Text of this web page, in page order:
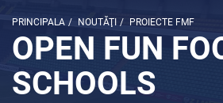
PRINCIPALA / NOUTĂŢI / PROIECTE FMF
OPEN FUN
SCHOOLS